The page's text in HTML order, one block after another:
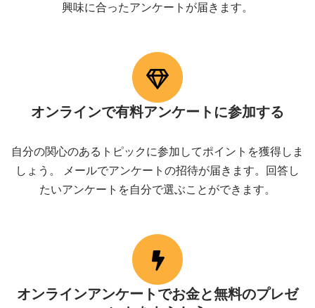
興味に合ったアンケートが届きます。
オンラインで有料アンケートに参加する
自分の関心のあるトピックに参加してポイントを獲得しま
しょう。 メールでアンケートの招待が届きます。回答し
たいアンケートを自分で選ぶことができます。
オンラインアンケートでお金と無料のプレゼ